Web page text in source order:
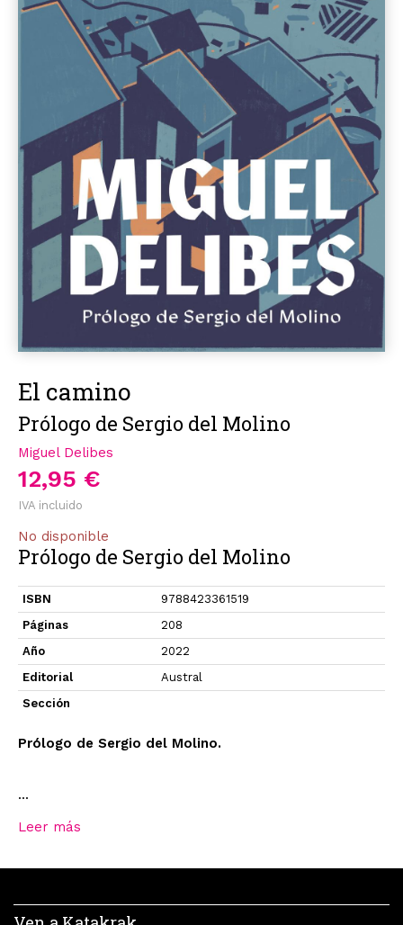
El camino
Prólogo de Sergio del Molino
Miguel Delibes
12,95 €
IVA incluido
No disponible
Prólogo de Sergio del Molino
ISBN
9788423361519
Páginas
208
Año
2022
Editorial
Austral
Sección
Prólogo de Sergio del Molino.
...
Leer más